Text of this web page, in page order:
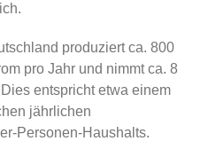
produziert ca. 800
pro Jahr und nimmt ca. 8
entspricht etwa einem
jährlichen
Personen-Haushalts.